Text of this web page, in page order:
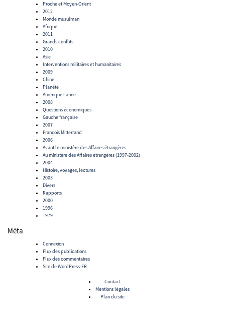
Proche et Moyen-Orient
2012
Monde musulman
Afrique
2011
Grands conflits
2010
Asie
Interventions militaires et humanitaires
2009
Chine
Planète
Amerique Latine
2008
Questions économiques
Gauche française
2007
François Mitterrand
2006
Avant le ministère des Affaires étrangères
Au ministère des Affaires étrangères (1997-2002)
2004
Histoire, voyages, lectures
2003
Divers
Rapports
2000
1996
1979
Méta
Connexion
Flux des publications
Flux des commentaires
Site de WordPress-FR
Contact
Mentions légales
Plan du site